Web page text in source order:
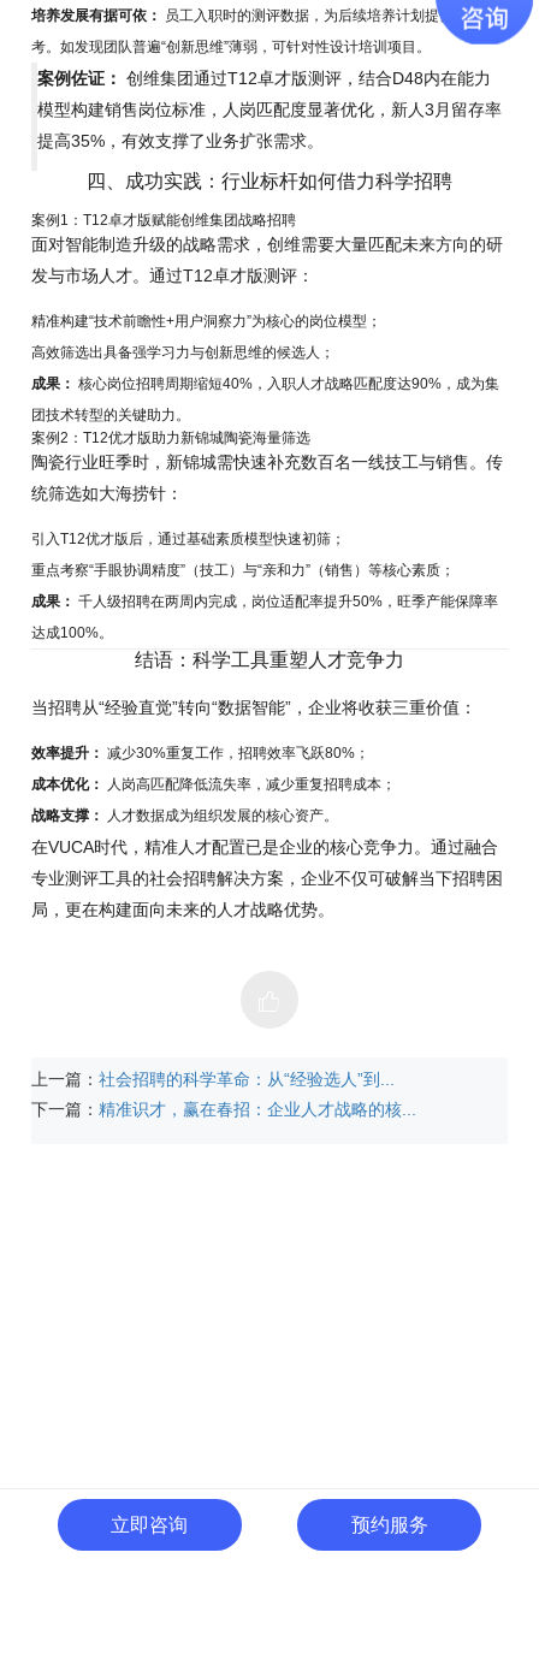
培养发展有据可依：
员工入职时的测评数据，为后续培养计划提供基线参
考。如发现团队普遍“创新思维”薄弱，可针对性设计培训项目。
案例佐证： 创维集团通过T12卓才版测评，结合D48内在能力
模型构建销售岗位标准，人岗匹配度显著优化，新人3月留存率
提高35%，有效支撑了业务扩张需求。
四、成功实践：行业标杆如何借力科学招聘
案例1：T12卓才版赋能创维集团战略招聘
面对智能制造升级的战略需求，创维需要大量匹配未来方向的研
发与市场人才。通过T12卓才版测评：
精准构建“技术前瞻性+用户洞察力”为核心的岗位模型；
高效筛选出具备强学习力与创新思维的候选人；
成果： 核心岗位招聘周期缩短40%，入职人才战略匹配度达90%，成为集
团技术转型的关键助力。
案例2：T12优才版助力新锦城陶瓷海量筛选
陶瓷行业旺季时，新锦城需快速补充数百名一线技工与销售。传
统筛选如大海捞针：
引入T12优才版后，通过基础素质模型快速初筛；
重点考察“手眼协调精度”（技工）与“亲和力”（销售）等核心素质；
成果： 千人级招聘在两周内完成，岗位适配率提升50%，旺季产能保障率
达成100%。
结语：科学工具重塑人才竞争力
当招聘从“经验直觉”转向“数据智能”，企业将收获三重价值：
效率提升： 减少30%重复工作，招聘效率飞跃80%；
成本优化：
人岗高匹配降低流失率，减少重复招聘成本；
战略支撑：
人才数据成为组织发展的核心资产。
在VUCA时代，精准人才配置已是企业的核心竞争力。通过融合
专业测评工具的社会招聘解决方案，企业不仅可破解当下招聘困
局，更在构建面向未来的人才战略优势。
上一篇：社会招聘的科学革命：从“经验选人”到...
下一篇：精准识才，赢在春招：企业人才战略的核...
全国热线: 400-996-0801
立即咨询 预约服务